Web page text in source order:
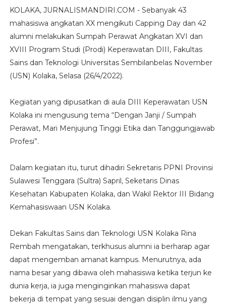
KOLAKA, JURNALISMANDIRI.COM - Sebanyak 43
mahasiswa angkatan XX mengikuti Capping Day dan 42
alumni melakukan Sumpah Perawat Angkatan XVI dan
XVIII Program Studi (Prodi) Keperawatan DIII, Fakultas
Sains dan Teknologi Universitas Sembilanbelas November
(USN) Kolaka, Selasa (26/4/2022).
Kegiatan yang dipusatkan di aula DIII Keperawatan USN
Kolaka ini mengusung tema “Dengan Janji / Sumpah
Perawat, Mari Menjujung Tinggi Etika dan Tanggungjawab
Profesi”.
Dalam kegiatan itu, turut dihadiri Sekretaris PPNI Provinsi
Sulawesi Tenggara (Sultra) Sapril, Seketaris Dinas
Kesehatan Kabupaten Kolaka, dan Wakil Rektor III Bidang
Kemahasiswaan USN Kolaka.
Dekan Fakultas Sains dan Teknologi USN Kolaka Rina
Rembah mengatakan, terkhusus alumni ia berharap agar
dapat mengemban amanat kampus. Menurutnya, ada
nama besar yang dibawa oleh mahasiswa ketika terjun ke
dunia kerja, ia juga menginginkan mahasiswa dapat
bekerja di tempat yang sesuai dengan disiplin ilmu yang